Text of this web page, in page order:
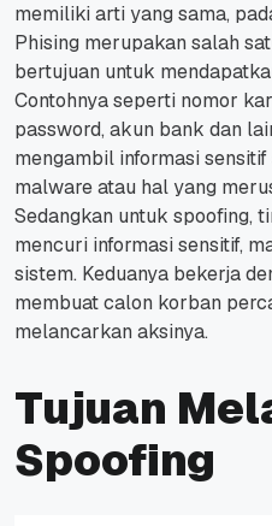
memiliki arti yang sama,
Phising merupakan salah
bertujuan untuk
Contohnya seperti nomor
password, akun bank dan
mengambil informasi
malware atau hal yang
Sedangkan untuk spoofing,
mencuri informasi sensitif,
sistem. Keduanya bekerja
membuat calon korban
melancarkan aksinya.
Tujuan
Spoofing